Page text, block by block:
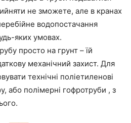
не зможете, але в кранах
водопостачання
яких умовах.
просто на грунт – їй
механічний захист. Для
технічні поліетиленові
або полімерні гофротруби , з